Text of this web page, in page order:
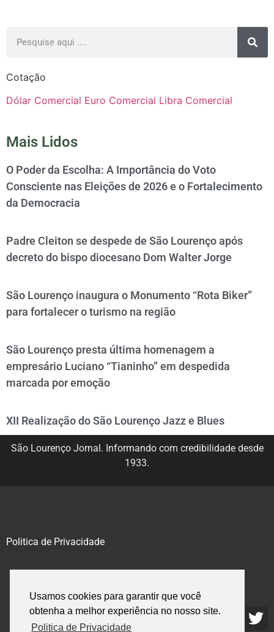
Usamos cookies para garantir que você
obtenha a melhor experiência no nosso site.
Politica de Privacidade
Cotação
Dólar Comercial Euro Comercial Libra Comercial
Mais Lidos
O Poder da Escolha: A Importância do Voto
Consciente nas Eleições de 2026 e o Fortalecimento
da Democracia
Padre Cleiton se despede de São Lourenço após
decreto do bispo diocesano Dom Walter Jorge
São Lourenço inaugura o Monumento “Rota Biker”
para fortalecer o turismo na região
São Lourenço presta última homenagem a
empresário Luciano “Tianinho” em despedida
marcada por emoção
XII Realização do São Lourenço Jazz e Blues
São Lourenço Jornal. Informando com credibilidade desde
1933.
Politica de Privacidade